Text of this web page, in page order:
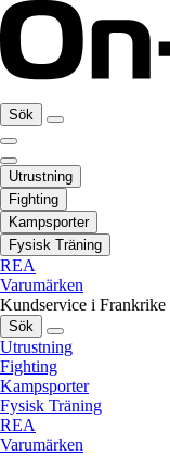
Sök
Utrustning
Fighting
Kampsporter
Fysisk Träning
REA
Varumärken
Kundservice i Frankrike
Sök
Utrustning
Fighting
Kampsporter
Fysisk Träning
REA
Varumärken